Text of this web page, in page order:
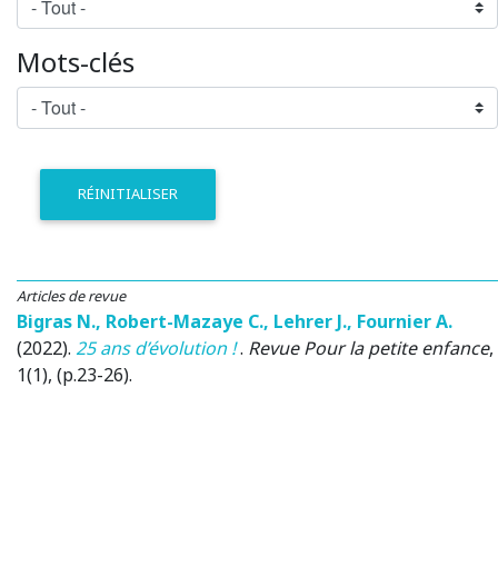
Mots-clés
RÉINITIALISER
Articles de revue
Bigras N., Robert-Mazaye C., Lehrer J., Fournier A.
(2022). 25 ans d’évolution !. Revue Pour la petite enfance,
1(1), (p.23-26).